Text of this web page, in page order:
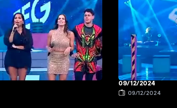
09/12/2024
09/12/2024